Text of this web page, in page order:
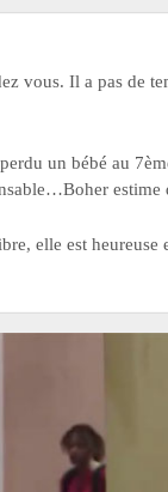
vous. Il a pas de
un bébé au
estime
elle est heureuse